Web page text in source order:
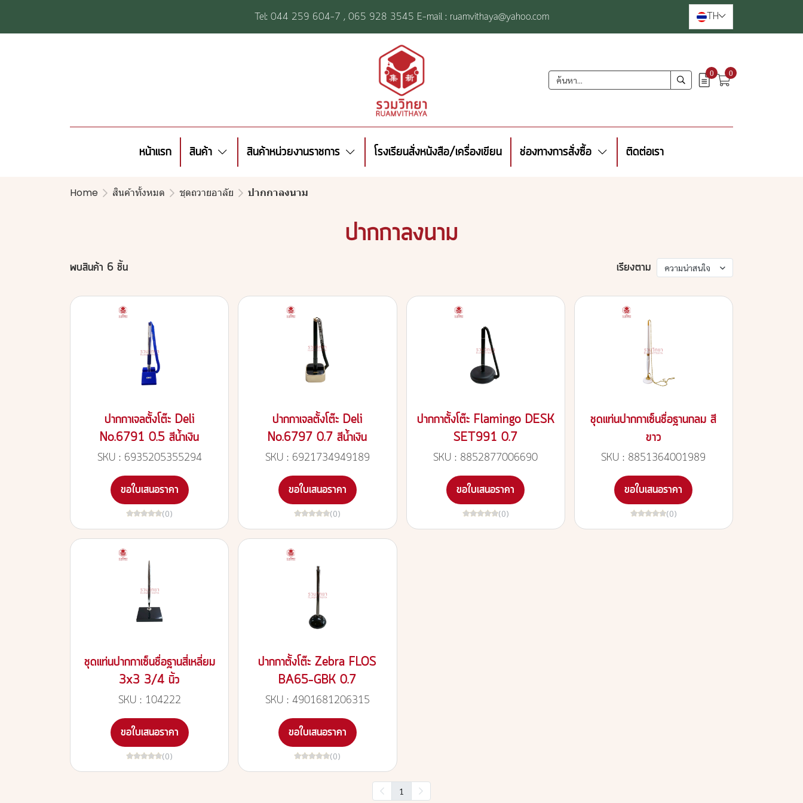
Tel: 044 259 604-7 ,065 928 3545 E-mail : ruamvithaya@yahoo.com TH
0 0
หน้าแรก สินค้า สินค้าหน่วยงานราชการ โรงเรียนสั่งหนังสือ/เครื่องเขียน ช่องทางการสั่งซื้อ ติดต่อเรา
Home สินค้าทั้งหมด ชุดถวายอาลัย ปากกาลงนาม
ปากกาลงนาม
พบสินค้า 6 ชิ้น เรียงตาม ความน่าสนใจ
ปากกาเจลตั้งโต๊ะ Deli
No.6791 0.5 สีน้ำเงิน
SKU : 6935205355294
ขอใบเสนอราคา
(0)
ปากกาเจลตั้งโต๊ะ Deli
No.6797 0.7 สีน้ำเงิน
SKU : 6921734949189
ขอใบเสนอราคา
(0)
ปากกาตั้งโต๊ะ Flamingo DESK
SET991 0.7
SKU : 8852877006690
ขอใบเสนอราคา
(0)
ชุดแท่นปากกาเซ็นชื่อฐานกลม สี
ขาว
SKU : 8851364001989
ขอใบเสนอราคา
(0)
ชุดแท่นปากกาเซ็นชื่อฐานสี่เหลี่ยม
3x3 3/4 นิ้ว
SKU : 104222
ขอใบเสนอราคา
(0)
ปากกาตั้งโต๊ะ Zebra FLOS
BA65-GBK 0.7
SKU : 4901681206315
ขอใบเสนอราคา
(0)
1